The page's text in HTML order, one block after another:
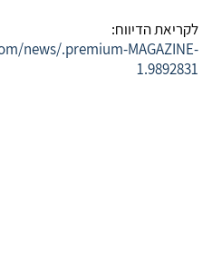
לקריאת הדיווח:
news/.premium-MAGAZINE-
1.9892831